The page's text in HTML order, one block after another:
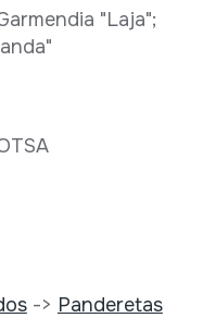
"Laja";
-> Panderetas